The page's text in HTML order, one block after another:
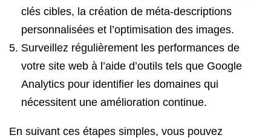
clés cibles, la création de méta-descriptions
personnalisées et l’optimisation des images.
Surveillez régulièrement les performances de
votre site web à l’aide d’outils tels que Google
Analytics pour identifier les domaines qui
nécessitent une amélioration continue.
En suivant ces étapes simples, vous pouvez